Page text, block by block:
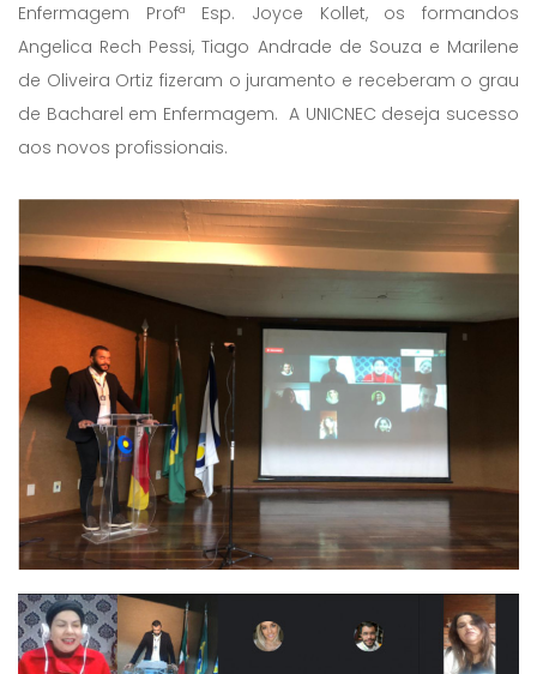
Enfermagem Profª Esp. Joyce Kollet, os formandos
Angelica Rech Pessi, Tiago Andrade de Souza e Marilene
de Oliveira Ortiz fizeram o juramento e receberam o grau
de Bacharel em Enfermagem. A UNICNEC deseja sucesso
aos novos profissionais.